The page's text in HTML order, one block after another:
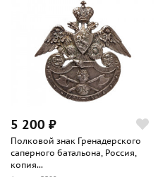
5 200 ₽
Полковой знак Гренадерского
саперного батальона, Россия,
копия...